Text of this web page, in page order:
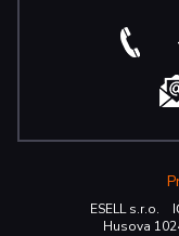
ESELL s.r.o.
Husova